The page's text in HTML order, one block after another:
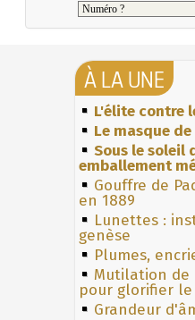
À LA UNE
L'élite contre
Le masque
Sous le soleil
emballement
Gouffre de
en 1889
Lunettes :
genèse
Plumes,
Mutilation de
pour glorifier
Grandeur